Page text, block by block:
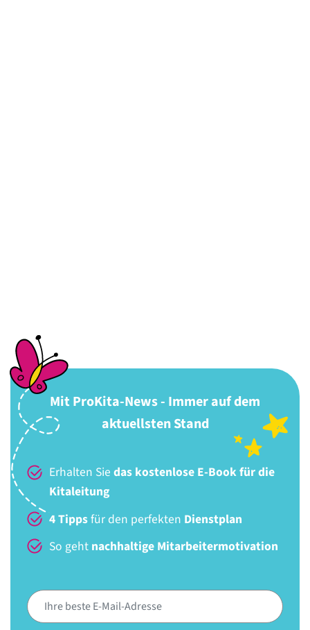
Mit ProKita-News - Immer auf dem
aktuellsten Stand
Erhalten Sie das kostenlose E-Book für die
Kitaleitung
4 Tippsfür den perfekten Dienstplan
So geht nachhaltige Mitarbeitermotivation